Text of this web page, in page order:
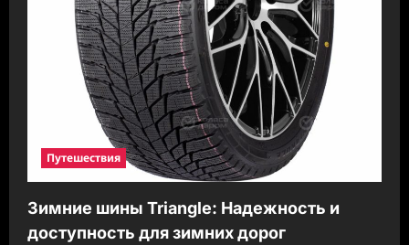
Путешествия
Зимние шины Triangle: Надежность и
доступность для зимних дорог